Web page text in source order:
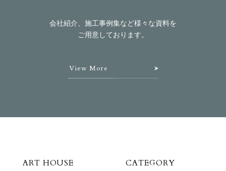
会社紹介、施工事例集など様々な資料を
ご用意しております。
View More
ART HOUSE CATEGORY